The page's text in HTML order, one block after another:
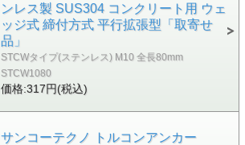
ンレス製 SUS304 コンクリート用 ウェ
ッジ式 締付方式 平行拡張型「取寄せ
品」
STCWタイプ(ステンレス) M10 全長80mm
STCW1080
価格:317円(税込)
サンコーテクノ トルコンアンカー